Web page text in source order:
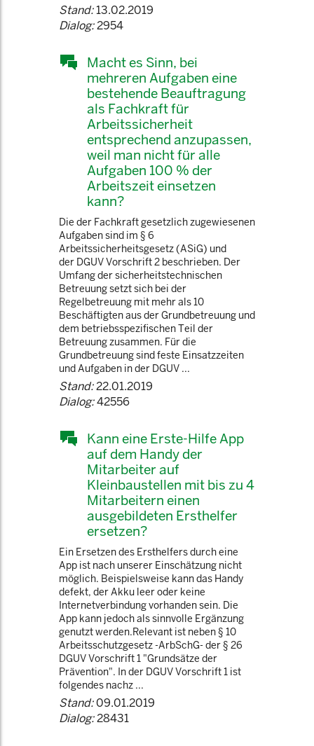
Stand:13.02.2019
Dialog:2954
Macht es Sinn, bei
mehreren Aufgaben eine
bestehende Beauftragung
als Fachkraft für
Arbeitssicherheit
entsprechend anzupassen,
weil man nicht für alle
Aufgaben 100 % der
Arbeitszeit einsetzen
kann?
Die der Fachkraft gesetzlich zugewiesenen
Aufgaben sind im § 6
Arbeitssicherheitsgesetz (ASiG) und
der DGUV Vorschrift 2 beschrieben. Der
Umfang der sicherheitstechnischen
Betreuung setzt sich bei der
Regelbetreuung mit mehr als 10
Beschäftigten aus der Grundbetreuung und
dem betriebsspezifischen Teil der
Betreuung zusammen. Für die
Grundbetreuung sind feste Einsatzzeiten
und Aufgaben in der DGUV ...
Stand:22.01.2019
Dialog:42556
Kann eine Erste-Hilfe App
auf dem Handy der
Mitarbeiter auf
Kleinbaustellen mit bis zu 4
Mitarbeitern einen
ausgebildeten Ersthelfer
ersetzen?
Ein Ersetzen des Ersthelfers durch eine
App ist nach unserer Einschätzung nicht
möglich. Beispielsweise kann das Handy
defekt, der Akku leer oder keine
Internetverbindung vorhanden sein. Die
App kann jedoch als sinnvolle Ergänzung
genutzt werden.Relevant ist neben § 10
Arbeitsschutzgesetz -ArbSchG- der § 26
DGUV Vorschrift 1 "Grundsätze der
Prävention". In der DGUV Vorschrift 1 ist
folgendes nachz ...
Stand:09.01.2019
Dialog:28431